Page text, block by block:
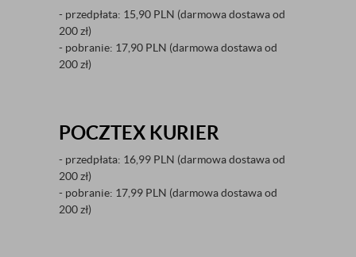
- przedpłata: 15,90 PLN (darmowa dostawa od
200 zł)
- pobranie: 17,90 PLN (darmowa dostawa od
200 zł)
POCZTEX KURIER
- przedpłata: 16,99 PLN (darmowa dostawa od
200 zł)
- pobranie: 17,99 PLN (darmowa dostawa od
200 zł)